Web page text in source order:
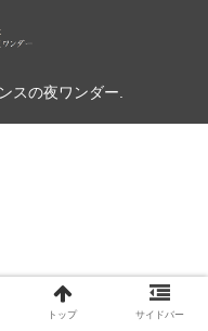
スの夜ワンダー.
トップ サイドバー